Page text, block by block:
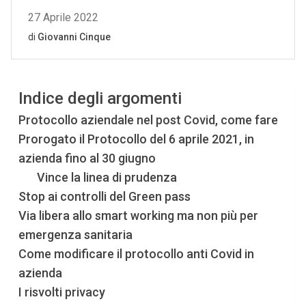
Indice degli argomenti
Protocollo aziendale nel post Covid, come fare
Prorogato il Protocollo del 6 aprile 2021, in
azienda fino al 30 giugno
Vince la linea di prudenza
Stop ai controlli del Green pass
Via libera allo smart working ma non più per
emergenza sanitaria
Come modificare il protocollo anti Covid in
azienda
I risvolti privacy